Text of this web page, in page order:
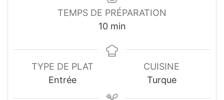
TEMPS DE PRÉPARATION
10minutes
min
TYPE DE PLAT
Entrée
CUISINE
Turque